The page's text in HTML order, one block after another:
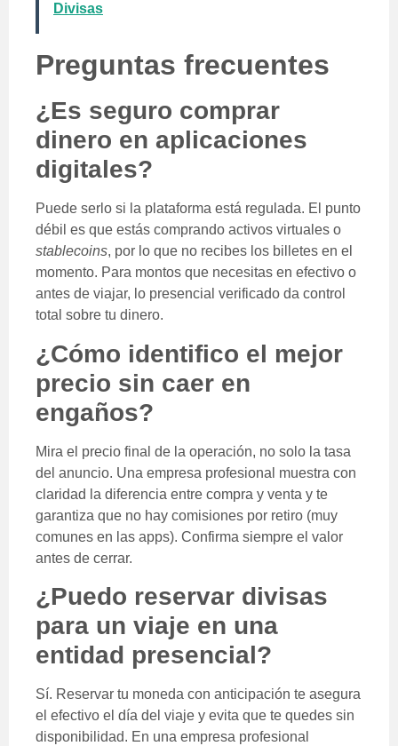
Divisas
Preguntas frecuentes
¿Es seguro comprar
dinero en aplicaciones
digitales?
Puede serlo si la plataforma está regulada. El punto
débil es que estás comprando activos virtuales o
stablecoins, por lo que no recibes los billetes en el
momento. Para montos que necesitas en efectivo o
antes de viajar, lo presencial verificado da control
total sobre tu dinero.
¿Cómo identifico el mejor
precio sin caer en
engaños?
Mira el precio final de la operación, no solo la tasa
del anuncio. Una empresa profesional muestra con
claridad la diferencia entre compra y venta y te
garantiza que no hay comisiones por retiro (muy
comunes en las apps). Confirma siempre el valor
antes de cerrar.
¿Puedo reservar divisas
para un viaje en una
entidad presencial?
Sí. Reservar tu moneda con anticipación te asegura
el efectivo el día del viaje y evita que te quedes sin
disponibilidad. En una empresa profesional